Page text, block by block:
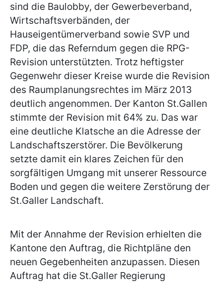
sind die Baulobby, der Gewerbeverband,
Wirtschaftsverbänden, der
Hauseigentümerverband sowie SVP und
FDP, die das Referndum gegen die RPG-
Revision unterstützten. Trotz heftigster
Gegenwehr dieser Kreise wurde die Revision
des Raumplanungsrechtes im März 2013
deutlich angenommen. Der Kanton St.Gallen
stimmte der Revision mit 64% zu. Das war
eine deutliche Klatsche an die Adresse der
Landschaftszerstörer. Die Bevölkerung
setzte damit ein klares Zeichen für den
sorgfältigen Umgang mit unserer Ressource
Boden und gegen die weitere Zerstörung der
St.Galler Landschaft.
Mit der Annahme der Revision erhielten die
Kantone den Auftrag, die Richtpläne den
neuen Gegebenheiten anzupassen. Diesen
Auftrag hat die St.Galler Regierung